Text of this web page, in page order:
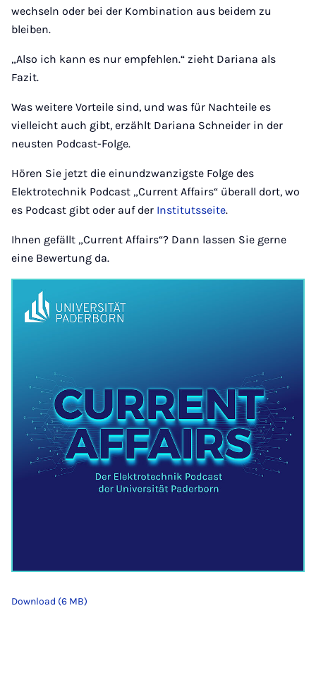
wechseln oder bei der Kombination aus beidem zu
bleiben.
„Also ich kann es nur empfehlen.“ zieht Dariana als
Fazit.
Was weitere Vorteile sind, und was für Nachteile es
vielleicht auch gibt, erzählt Dariana Schneider in der
neusten Podcast-Folge.
Hören Sie jetzt die einundzwanzigste Folge des
Elektrotechnik Podcast „Current Affairs“ überall dort, wo
es Podcast gibt oder auf der Institutsseite.
Ihnen gefällt „Current Affairs“? Dann lassen Sie gerne
eine Bewertung da.
Download (6 MB)